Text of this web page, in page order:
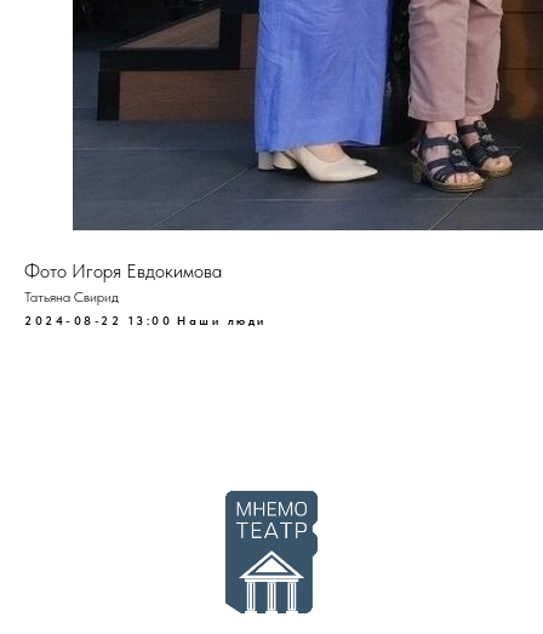
Фото Игоря Евдокимова
Татьяна Свирид
2024-08-22 13:00 Наши люди